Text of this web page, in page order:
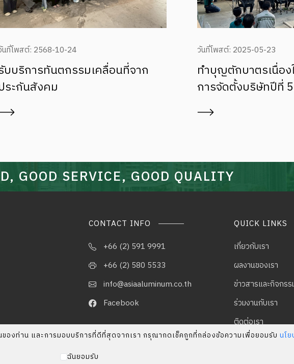
วันที่โพสต์: 2025-05-23
ทำบุญตักบาตรเนื่องในวันครบรอบ
การจัดตั้งบริษัทปีที่ 51
วันที่โพสต์:
สุขสันต์
พระ แล
GOOD SERVICE, GOOD QUALITY
CONTACT INFO
+66 (2) 591 9991
+66 (2) 580 5533
info@asiaaluminum.co.th
Facebook
QUICK LINKS
เกี่ยวกับเรา
ผลงานของเรา
ข่าวสารและกิจกรร
ร่วมงานกับเรา
ติดต่อเรา
องท่าน และการมอบบริการที่ดีที่สุดจากเรา กรุณากดเช็คถูกที่กล่องข้อความเพื่อยอมรับ นโ
ฉันยอมรับ